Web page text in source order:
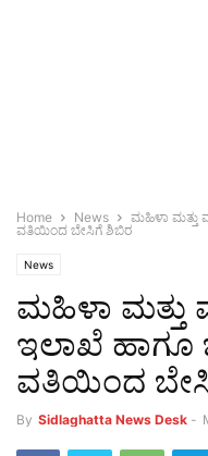
Home News
ಮಹಿಳಾ ಮತ್ತು
ವತಿಯಿಂದ ಬೇಸಿಗೆ ಶಿಬಿರ
News
ಮಹಿಳಾ ಮತ್ತು
ಇಲಾಖೆ ಹಾಗೂ
ವತಿಯಿಂದ
By Sidlaghatta News Desk -